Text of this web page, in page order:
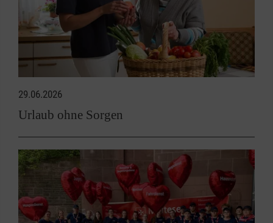
29.06.2026
Urlaub ohne Sorgen